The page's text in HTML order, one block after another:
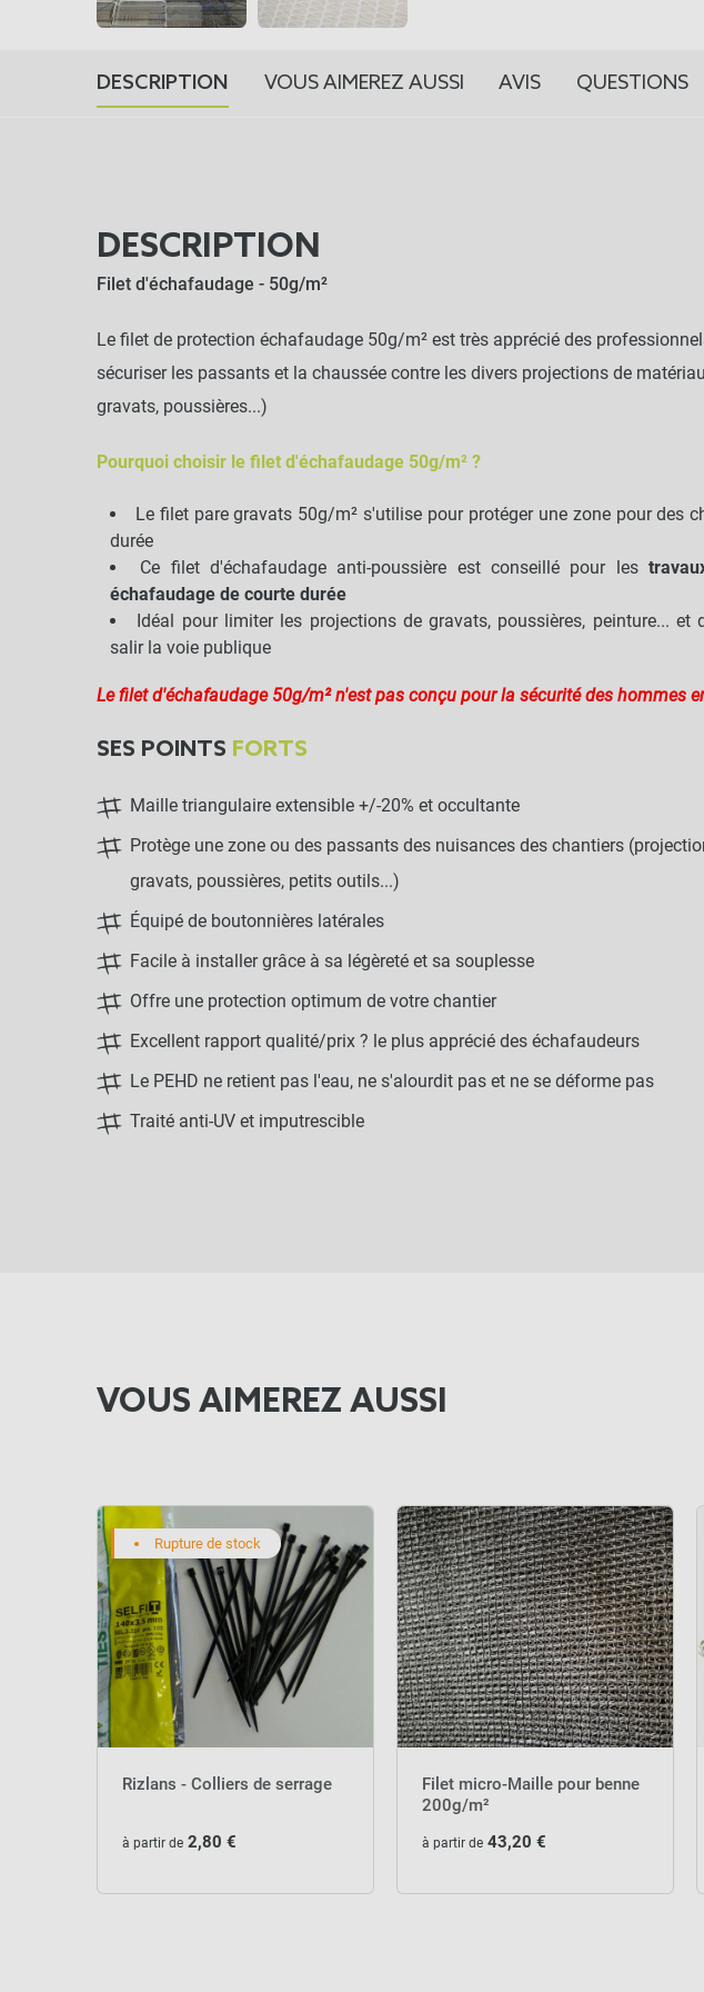
DESCRIPTION VOUS AIMEREZ AUSSI AVIS QUESTIONS
DESCRIPTION
Filet d'échafaudage - 50g/m²
Le filet de protection échafaudage 50g/m² est très apprécié des
sécuriser les passants et la chaussée contre les divers projections de
gravats, poussières...)
Pourquoi choisir le filet d'échafaudage 50g/m² ?
Le filet pare gravats 50g/m² s'utilise pour protéger une zone pour des
durée
Ce filet d'échafaudage anti-poussière est conseillé pour les
échafaudage de courte durée
Idéal pour limiter les projections de gravats, poussières, peinture... et
salir la voie publique
Le filet d'échafaudage 50g/m² n'est pas conçu pour la sécurité des hommes
SES POINTS FORTS
Maille triangulaire extensible +/-20% et occultante
Protège une zone ou des passants des nuisances des chantiers
gravats, poussières, petits outils...)
Équipé de boutonnières latérales
Facile à installer grâce à sa légèreté et sa souplesse
Offre une protection optimum de votre chantier
Excellent rapport qualité/prix ? le plus apprécié des échafaudeurs
Le PEHD ne retient pas l'eau, ne s'alourdit pas et ne se déforme pas
Traité anti-UV et imputrescible
VOUS AIMEREZ AUSSI
Rupture de stock
Rizlans - Colliers de serrage
à partir de 2,80 €
Filet micro-Maille pour benne
200g/m²
à partir de 43,20 €